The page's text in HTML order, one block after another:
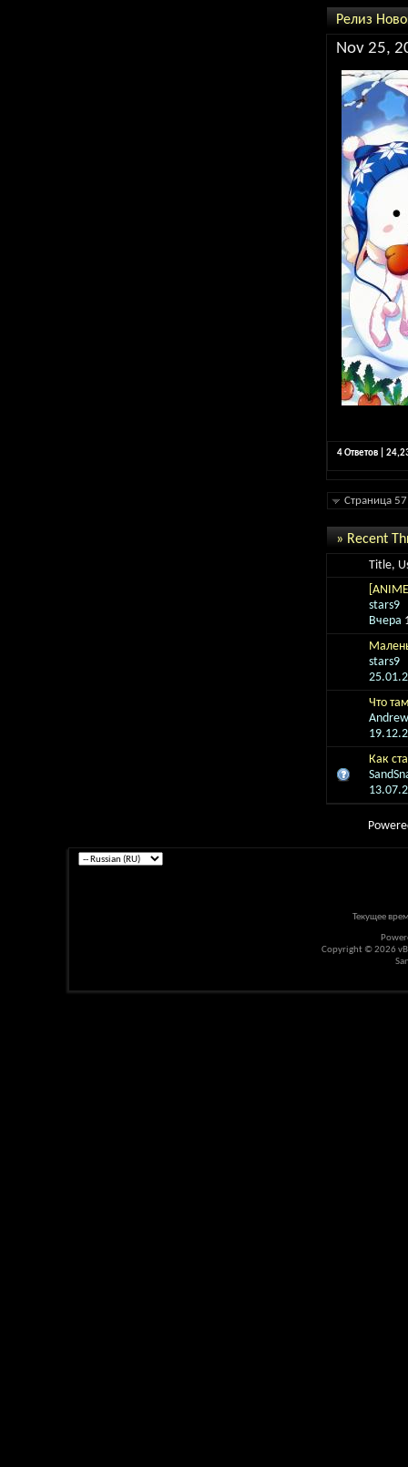
Релиз
Nov 25,
4 Ответов |
Страница
» Recent
Title,
stars9
Вчера
stars9
Что
Как
Текущее
Copyright © 2026